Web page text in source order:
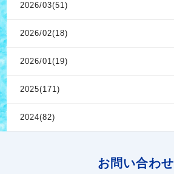
2026/03(51)
2026/02(18)
2026/01(19)
2025(171)
2024(82)
お問い合わせ